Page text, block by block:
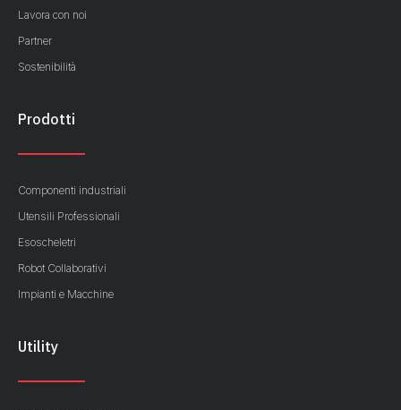
Lavora con noi
Partner
Sostenibilità
Prodotti
Componenti industriali
Utensili Professionali
Esoscheletri
Robot Collaborativi
Impianti e Macchine
Utility